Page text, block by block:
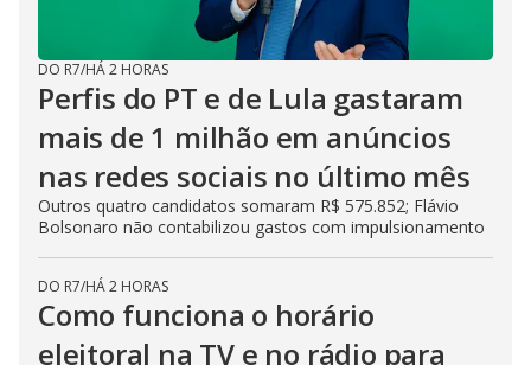
DO R7/HÁ 2 HORAS
Perfis do PT e de Lula gastaram
mais de 1 milhão em anúncios
nas redes sociais no último mês
Outros quatro candidatos somaram R$ 575.852; Flávio
Bolsonaro não contabilizou gastos com impulsionamento
DO R7/HÁ 2 HORAS
Como funciona o horário
eleitoral na TV e no rádio para